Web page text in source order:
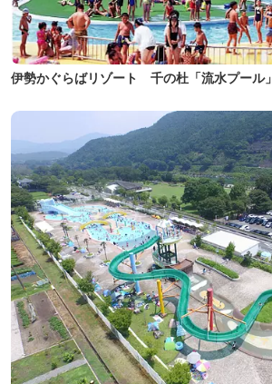
伊勢かぐらばリゾート 千の杜「流水プール」